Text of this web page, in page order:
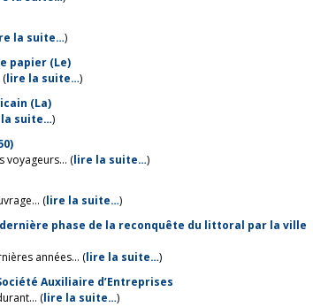
la suite…)
papier (Le)
(lire la suite…)
(La)
suite…)
voyageurs... (lire la suite…)
(lire la suite…)
phase de la reconquête du littoral par la ville
années... (lire la suite…)
Auxiliaire d’Entreprises
(lire la suite…)